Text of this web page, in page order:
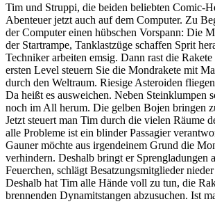
Tim und Struppi, die beiden beliebten Comic-
Abenteuer jetzt auch auf dem Computer. Zu
der Computer einen hübschen Vorspann: Die
der Startrampe, Tanklastzüge schaffen Sprit
Techniker arbeiten emsig. Dann rast die
ersten Level steuern Sie die Mondrakete mit
durch den Weltraum. Riesige Asteroiden
Da heißt es ausweichen. Neben Steinklumpen
noch im All herum. Die gelben Bojen bringen
Jetzt steuert man Tim durch die vielen Räume
alle Probleme ist ein blinder Passagier
Gauner möchte aus irgendeinem Grund die
verhindern. Deshalb bringt er Sprengladungen
Feuerchen, schlägt Besatzungsmitglieder
Deshalb hat Tim alle Hände voll zu tun, die
brennenden Dynamitstangen abzusuchen. Ist